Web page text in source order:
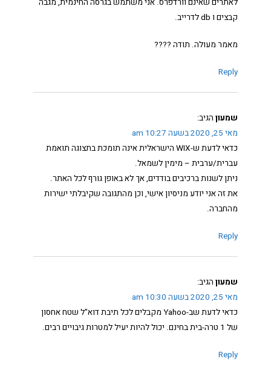
לאתרים שאינם וורדפרס. אני משתמש בגרסה החינמית, מגבה
קבצים ו db לדרייב.
מאמר מעולה. תודה ????
Reply
שמעון הגיב:
מאי 25, 2020 בשעה 10:27 am
כדאי לדעת ש-WIX הישראלית אינה תומכת בתצוגה תואמת
עברית/ערבית – מימין לשמאל.
ניתן לשנות ברכיבים בודדים, אך לא באופן גורף לכל האתר.
את זה אני יודע מניסיון אישי, וכן מהתגובה שקיבלתי ישירות
מהחברה.
Reply
שמעון הגיב:
מאי 25, 2020 בשעה 10:30 am
כדאי לדעת שב-Yahoo מקבלים לכל תיבת דוא"ל שטח אחסון
של 1 טרה-בית בחינם. יכול להיות יעיל למטרות גיבויים רבים.
Reply